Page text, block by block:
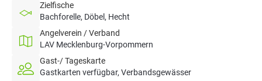
Zielfische
Bachforelle, Döbel, Hecht
Angelverein / Verband
LAV Mecklenburg-Vorpommern
Gast-/ Tageskarte
Gastkarten verfügbar, Verbandsgewässer